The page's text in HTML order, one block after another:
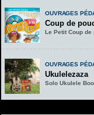
OUVRAGES
Coup de
Le Petit Coup de
OUVRAGES
Ukulelezaza
Solo Ukulele